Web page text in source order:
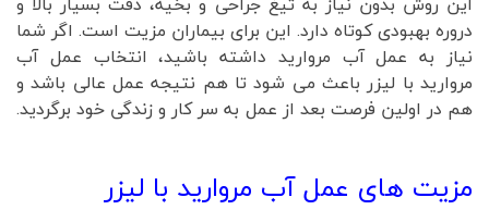
دروره بهبودی کوتاه دارد. این برای بیماران مزیت است. اگر شما
نیاز به عمل آب مروارید داشته باشید، انتخاب عمل آب
مروارید با لیزر باعث می شود تا هم نتیجه عمل عالی باشد و
هم در اولین فرصت بعد از عمل به سر کار و زندگی خود برگردید.
مزیت های عمل آب مروارید با لیزر